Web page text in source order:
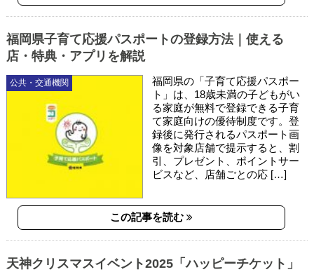
公共・交通機関
福岡県子育て応援パスポートの登録方法｜使える
店・特典・アプリを解説
福岡県の「子育て応援パスポー
ト」は、18歳未満の子どもがい
る家庭が無料で登録できる子育
て家庭向けの優待制度です。登
録後に発行されるパスポート画
像を対象店舗で提示すると、割
引、プレゼント、ポイントサー
ビスなど、店舗ごとの応 […]
この記事を読む
天神クリスマスイベント2025「ハッピーチケット」